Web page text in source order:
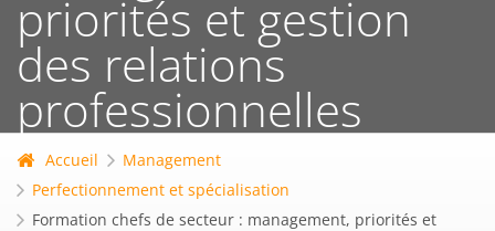
priorités et gestion
des relations
professionnelles
Accueil
Management
Perfectionnement et spécialisation
Formation chefs de secteur : management, priorités et